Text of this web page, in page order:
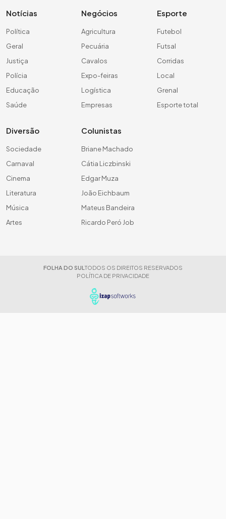
Notícias
Política
Geral
Justiça
Polícia
Educação
Saúde
Negócios
Agricultura
Pecuária
Cavalos
Expo-feiras
Logística
Empresas
Esporte
Futebol
Futsal
Corridas
Local
Grenal
Esporte total
Diversão
Sociedade
Carnaval
Cinema
Literatura
Música
Artes
Colunistas
Briane Machado
Cátia Liczbinski
Edgar Muza
João Eichbaum
Mateus Bandeira
Ricardo Peró Job
FOLHA DO SUL TODOS OS DIREITOS RESERVADOS
POLÍTICA DE PRIVACIDADE